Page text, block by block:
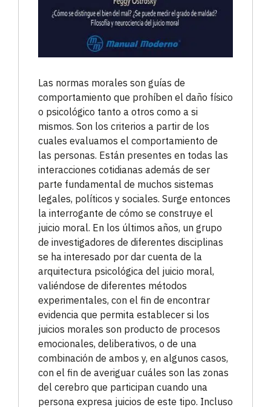
Las normas morales son guías de
comportamiento que prohíben el daño físico
o psicológico tanto a otros como a si
mismos. Son los criterios a partir de los
cuales evaluamos el comportamiento de
las personas. Están presentes en todas las
interacciones cotidianas además de ser
parte fundamental de muchos sistemas
legales, políticos y sociales. Surge entonces
la interrogante de cómo se construye el
juicio moral. En los últimos años, un grupo
de investigadores de diferentes disciplinas
se ha interesado por dar cuenta de la
arquitectura psicológica del juicio moral,
valiéndose de diferentes métodos
experimentales, con el fin de encontrar
evidencia que permita establecer si los
juicios morales son producto de procesos
emocionales, deliberativos, o de una
combinación de ambos y, en algunos casos,
con el fin de averiguar cuáles son las zonas
del cerebro que participan cuando una
persona expresa juicios de este tipo. Incluso